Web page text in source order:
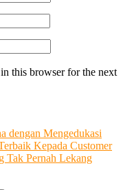
this browser for the next
dengan Mengedukasi
Kepada Customer
Tak Pernah Lekang